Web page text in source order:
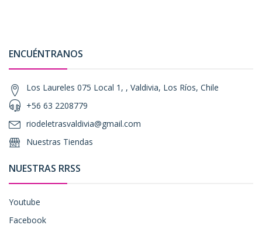
ENCUÉNTRANOS
Los Laureles 075 Local 1, , Valdivia, Los Ríos, Chile
+56 63 2208779
riodeletrasvaldivia@gmail.com
Nuestras Tiendas
NUESTRAS RRSS
Youtube
Facebook